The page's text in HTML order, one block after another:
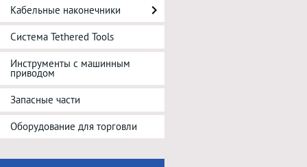
Кабельные наконечники
Система Tethered Tools
Инструменты с машинным
приводом
Запасные части
Оборудование для торговли